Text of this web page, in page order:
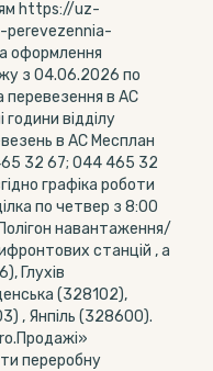
https://uz-
perevezennia-
оформлення
з 04.06.2026 по
перевезення в АС
відділу
в АС Месплан
32 67; 044 465 32
графіка роботи
по четвер з 8:00
навантаження/
станцій , а
Глухів
(328102),
, Янпіль (328600).
переробну